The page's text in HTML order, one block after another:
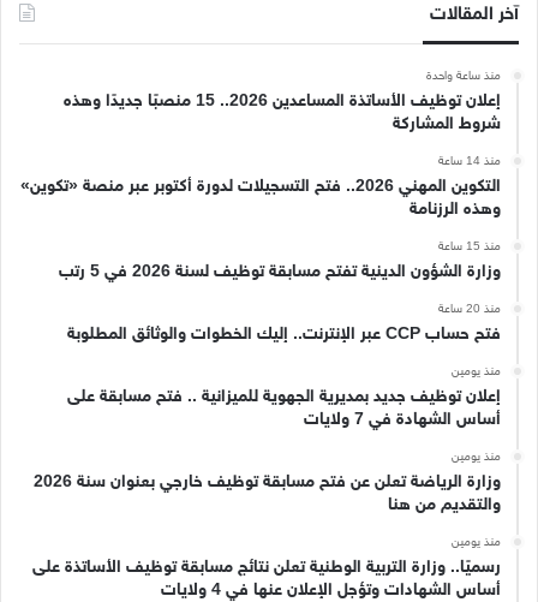
آخر المقالات
منذ ساعة واحدة
إعلان توظيف الأساتذة المساعدين 2026.. 15 منصبًا جديدًا وهذه
شروط المشاركة
منذ 14 ساعة
التكوين المهني 2026.. فتح التسجيلات لدورة أكتوبر عبر منصة «تكوين»
وهذه الرزنامة
منذ 15 ساعة
وزارة الشؤون الدينية تفتح مسابقة توظيف لسنة 2026 في 5 رتب
منذ 20 ساعة
فتح حساب CCP عبر الإنترنت.. إليك الخطوات والوثائق المطلوبة
منذ يومين
إعلان توظيف جديد بمديرية الجهوية للميزانية .. فتح مسابقة على
أساس الشهادة في 7 ولايات
منذ يومين
وزارة الرياضة تعلن عن فتح مسابقة توظيف خارجي بعنوان سنة 2026
والتقديم من هنا
منذ يومين
رسميًا.. وزارة التربية الوطنية تعلن نتائج مسابقة توظيف الأساتذة على
أساس الشهادات وتؤجل الإعلان عنها في 4 ولايات